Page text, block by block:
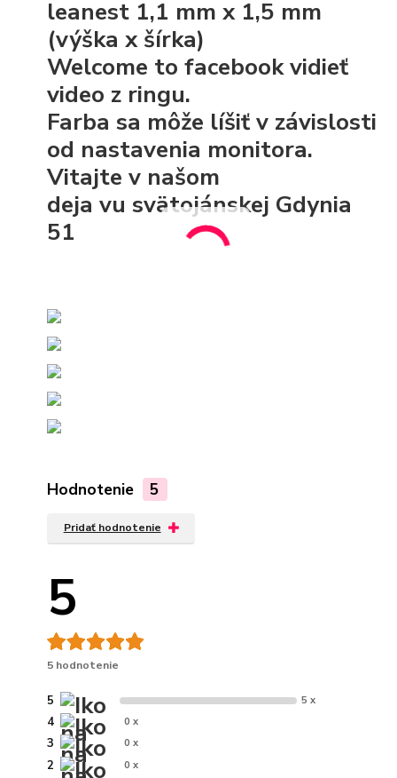
leanest 1,1 mm x 1,5 mm
(výška x šírka)
Welcome to facebook vidieť
video z ringu.
Farba sa môže líšiť v závislosti
od nastavenia monitora.
Vitajte v našom
deja vu svätojánskej Gdynia
51
Hodnotenie 5
Pridať hodnotenie
5
5 hodnotenie
5 5 x
4 0 x
3 0 x
2 0 x